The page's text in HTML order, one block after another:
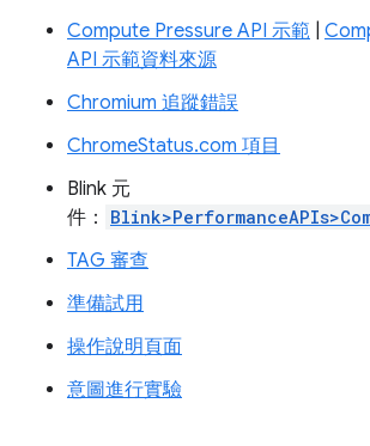
Compute Pressure API 示範
API 示範資料來源
Chromium 追蹤錯誤
ChromeStatus.com 項目
Blink 元
件：
TAG 審查
準備試用
操作說明頁面
意圖進行實驗